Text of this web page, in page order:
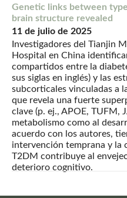
Genetic links between
brain structure revealed
11 de julio de 2025
Investigadores del Tianjin
Hospital en China
compartidos entre la
sus siglas en inglés) y las
subcorticales vinculadas a
que revela una fuerte
clave (p. ej., APOE, TUFM,
metabolismo como al
acuerdo con los autores,
intervención temprana y la
T2DM contribuye al
deterioro cognitivo.